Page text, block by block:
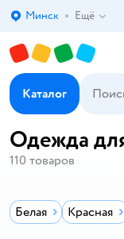
Выбор адреса
Минск Ещё
Каталог
Одежда
110 товаров
Белая Красная